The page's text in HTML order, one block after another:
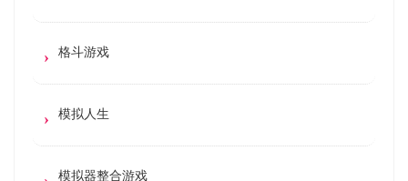
格斗游戏
模拟人生
模拟器整合游戏